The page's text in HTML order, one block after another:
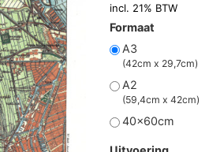
Formaat
A3
(42cm x 29,7cm)
A2
(59,4cm x 42cm)
40x60cm
incl. 21% BTW